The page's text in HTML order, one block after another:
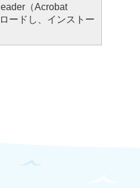
（Acrobat
ードし、インストー